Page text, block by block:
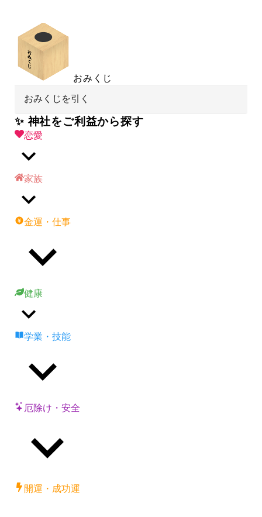
おみくじ
おみくじを引く
✨ 神社をご利益から探す
恋愛
家族
金運・仕事
健康
学業・技能
厄除け・安全
開運・成功運